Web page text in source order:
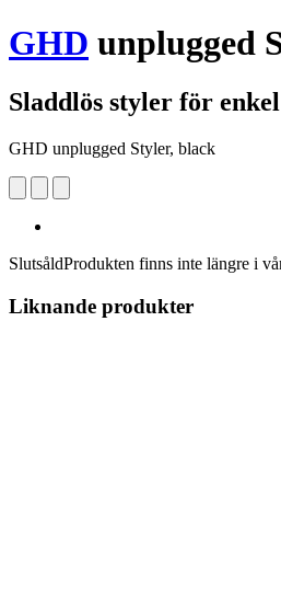
GHD unplugged
Sladdlös styler för
GHD unplugged Styler, black
SlutsåldProdukten finns inte längre i
Liknande produkter